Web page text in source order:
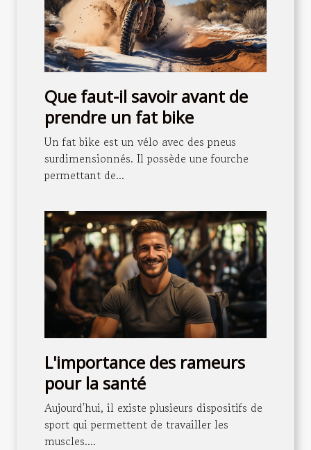
Que faut-il savoir avant de
prendre un fat bike
Un fat bike est un vélo avec des pneus
surdimensionnés. Il possède une fourche
permettant de...
L'importance des rameurs
pour la santé
Aujourd'hui, il existe plusieurs dispositifs de
sport qui permettent de travailler les
muscles....